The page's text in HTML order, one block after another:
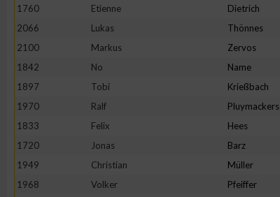
1760
Etienne Dietrich
2066
Lukas Thönnes
2100
Markus Zervos
1842
No Name
1897
Tobi Krießbach
1970
Ralf Pluymackers
1833
Felix Hees
1720
Jonas Barz
1949
Christian Müller
1968
Volker Pfeiffer
verschiedenen Quellen
Entwicklung und Verbesserung der Angebote
Verwendung reduzierter Daten zur Auswahl von Inhalten
IAB-Besonderheiten:
Verwendung genauer Standortdaten